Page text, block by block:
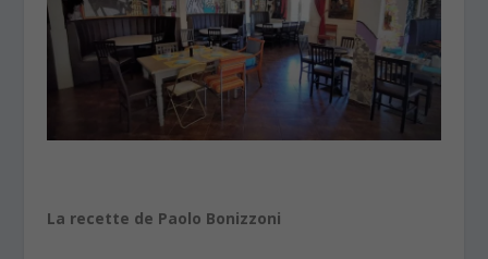
La recette de Paolo Bonizzoni